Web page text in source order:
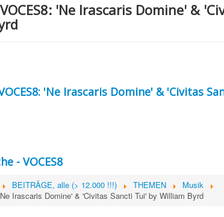
'Ne Irascaris Domine' &
'Ne Irascaris Domine' & 'Civitas
- VOCES8
BEITRÄGE, alle (> 12.000 !!!) THEMEN
Musik
Irascaris Domine' & 'Civitas Sancti Tui' by William Byrd